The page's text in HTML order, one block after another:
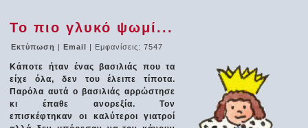
Το πιο γλυκό ψωμί...
Εκτύπωση |Email | Εμφανίσεις: 7547
Κάποτε ήταν ένας βασιλιάς που τα
είχε όλα, δεν του έλειπε τίποτα.
Παρόλα αυτά ο βασιλιάς αρρώστησε
κι έπαθε ανορεξία. Τον
επισκέφτηκαν οι καλύτεροι γιατροί